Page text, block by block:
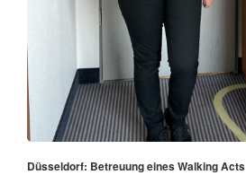
Düsseldorf: Betreuung eines Walking Acts